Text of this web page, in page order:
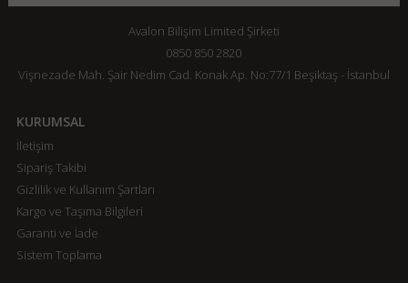
Avalon Bilişim Limited Şirketi
0850 850 2820
Vişnezade Mah. Şair Nedim Cad. Konak Ap. No:77/1 Beşiktaş - İstanbul
KURUMSAL
İletişim
Sipariş Takibi
Gizlilik ve Kullanım Şartları
Kargo ve Taşıma Bilgileri
Garanti ve İade
Sistem Toplama